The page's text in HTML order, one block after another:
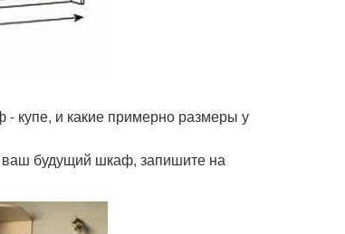
- купе, и какие примерно размеры у
ваш будущий шкаф, запишите на